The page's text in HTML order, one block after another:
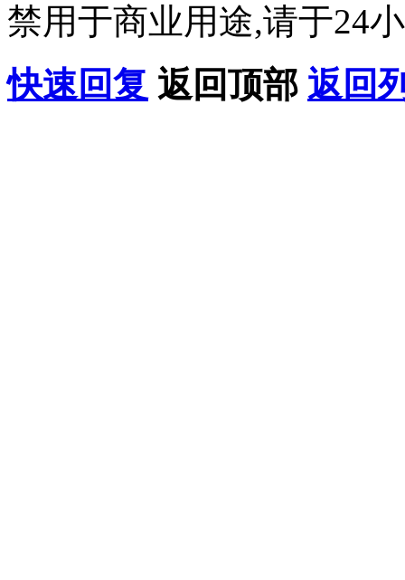
禁用于商业用途,请于24
快速回复 返回顶部 返回